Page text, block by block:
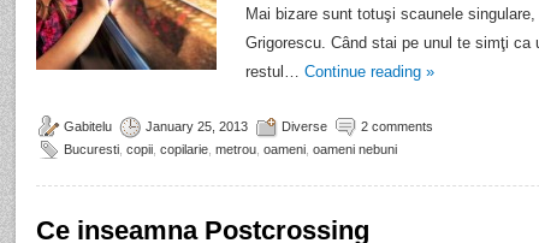
Mai bizare sunt totuşi scaunele
Grigorescu. Când stai pe unul te simţi ca
restul… Continue reading »
Gabitelu January 25, 2013 Diverse
2 comments
Bucuresti copii copilarie metrou oameni oameni nebuni
Ce inseamna Postcrossing